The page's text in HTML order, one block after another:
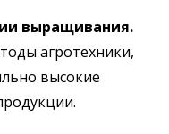
выращивания.
агротехники,
высокие